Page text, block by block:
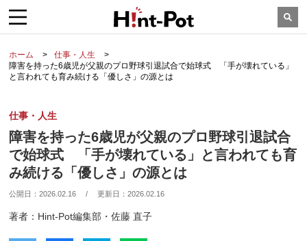
ホーム
仕事・人生
障害を持った6歳児が父親のプロ野球引退試合で始球式 「手が壊れている」
と言われても育み続ける「優しさ」の源とは
仕事・人生
障害を持った6歳児が父親のプロ野球引退試合
で始球式 「手が壊れている」と言われても育
み続ける「優しさ」の源とは
公開日：2026.02.16 / 更新日：2026.02.16
著者：Hint-Pot編集部・佐藤 直子